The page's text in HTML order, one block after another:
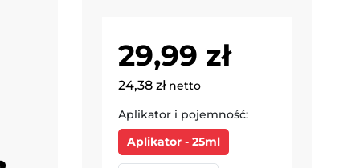
29,99 zł
24,38 zł netto
Aplikator i pojemność:
Aplikator - 25ml